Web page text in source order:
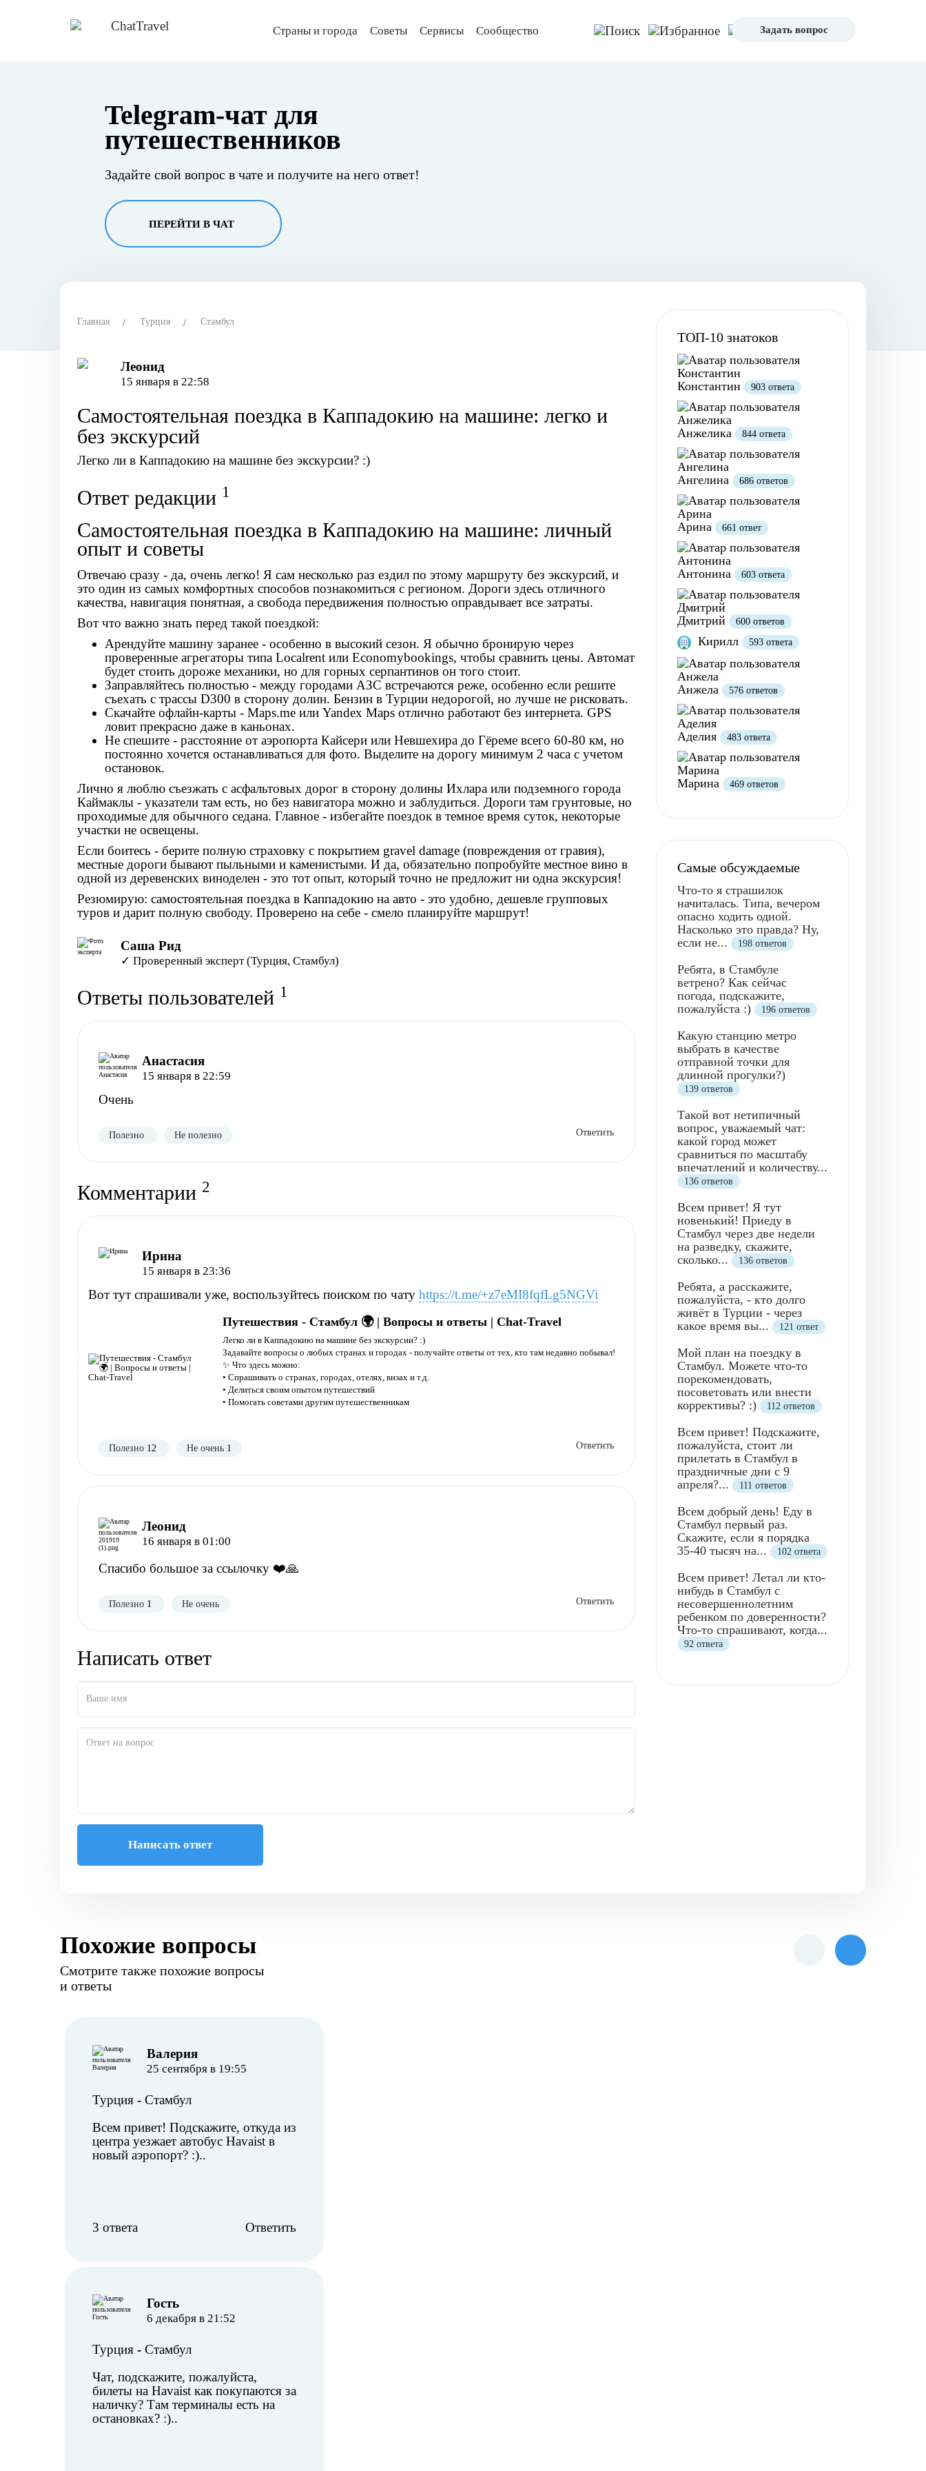
Страны и города Советы Сервисы Сообщество Задать вопрос
Telegram-чат для
путешественников
Задайте свой вопрос в чате и получите на него ответ!
ПЕРЕЙТИ В ЧАТ
Главная Турция Стамбул
Леонид
15 января в 22:58
Самостоятельная поездка в Каппадокию на машине: легко и
без экскурсий
Легко ли в Каппадокию на машине без экскурсии? :)
Ответ редакции 1
Самостоятельная поездка в Каппадокию на машине: личный
опыт и советы
Отвечаю сразу - да, очень легко! Я сам несколько раз ездил по этому маршруту без экскурсий, и
это один из самых комфортных способов познакомиться с регионом. Дороги здесь отличного
качества, навигация понятная, а свобода передвижения полностью оправдывает все затраты.
Вот что важно знать перед такой поездкой:
Арендуйте машину заранее - особенно в высокий сезон. Я обычно бронирую через
проверенные агрегаторы типа Localrent или Economybookings, чтобы сравнить цены. Автомат
будет стоить дороже механики, но для горных серпантинов он того стоит.
Заправляйтесь полностью - между городами АЗС встречаются реже, особенно если решите
съехать с трассы D300 в сторону долин. Бензин в Турции недорогой, но лучше не рисковать.
Скачайте офлайн-карты - Maps.me или Yandex Maps отлично работают без интернета. GPS
ловит прекрасно даже в каньонах.
Не спешите - расстояние от аэропорта Кайсери или Невшехира до Гёреме всего 60-80 км, но
постоянно хочется останавливаться для фото. Выделите на дорогу минимум 2 часа с учетом
остановок.
Лично я люблю съезжать с асфальтовых дорог в сторону долины Ихлара или подземного города
Каймаклы - указатели там есть, но без навигатора можно и заблудиться. Дороги там грунтовые, но
проходимые для обычного седана. Главное - избегайте поездок в темное время суток, некоторые
участки не освещены.
Если боитесь - берите полную страховку с покрытием gravel damage (повреждения от гравия),
местные дороги бывают пыльными и каменистыми. И да, обязательно попробуйте местное вино в
одной из деревенских виноделен - это тот опыт, который точно не предложит ни одна экскурсия!
Резюмирую: самостоятельная поездка в Каппадокию на авто - это удобно, дешевле групповых
туров и дарит полную свободу. Проверено на себе - смело планируйте маршрут!
Саша Рид
✓ Проверенный эксперт (Турция, Стамбул)
Ответы пользователей 1
Анастасия
15 января в 22:59
Очень
Полезно Не полезно Ответить
Комментарии 2
Ирина
15 января в 23:36
Вот тут спрашивали уже, воспользуйтесь поиском по чату https://t.me/+z7eMI8fqfLg5NGVi
Путешествия - Стамбул 🌍 | Вопросы и ответы | Chat-Travel
Легко ли в Каппадокию на машине без экскурсии? :)
Задавайте вопросы о любых странах и городах - получайте ответы от тех, кто там недавно побывал!
✨ Что здесь можно:
• Спрашивать о странах, городах, отелях, визах и т.д.
• Делиться своим опытом путешествий
• Помогать советами другим путешественникам
Полезно 12 Не очень 1 Ответить
Леонид
16 января в 01:00
Спасибо большое за ссылочку ❤️🙏
Полезно 1 Не очень Ответить
Написать ответ
Написать ответ
ТОП-10 знатоков
Константин 903 ответа
Анжелика 844 ответа
Ангелина 686 ответов
Арина 661 ответ
Антонина 603 ответа
Дмитрий 600 ответов
Кирилл 593 ответа
Анжела 576 ответов
Аделия 483 ответа
Марина 469 ответов
Самые обсуждаемые
Что-то я страшилок
начиталась. Типа, вечером
опасно ходить одной.
Насколько это правда? Ну,
если не...
198 ответов
Ребята, в Стамбуле
ветрено? Как сейчас
погода, подскажите,
пожалуйста :)
196 ответов
Какую станцию метро
выбрать в качестве
отправной точки для
длинной прогулки?)
139 ответов
Такой вот нетипичный
вопрос, уважаемый чат:
какой город может
сравниться по масштабу
впечатлений и количеству...
136 ответов
Всем привет! Я тут
новенький! Приеду в
Стамбул через две недели
на разведку, скажите,
сколько...
136 ответов
Ребята, а расскажите,
пожалуйста, - кто долго
живёт в Турции - через
какое время вы...
121 ответ
Мой план на поездку в
Стамбул. Можете что-то
порекомендовать,
посоветовать или внести
коррективы? :)
112 ответов
Всем привет! Подскажите,
пожалуйста, стоит ли
прилетать в Стамбул в
праздничные дни с 9
апреля?...
111 ответов
Всем добрый день! Еду в
Стамбул первый раз.
Скажите, если я порядка
35-40 тысяч на...
102 ответа
Всем привет! Летал ли кто-
нибудь в Стамбул с
несовершеннолетним
ребенком по доверенности?
Что-то спрашивают, когда...
92 ответа
Похожие вопросы
Смотрите также похожие вопросы
и ответы
Валерия
25 сентября в 19:55
Турция - Стамбул
Всем привет! Подскажите, откуда из
центра уезжает автобус Havaist в
новый аэропорт? :)..
3 ответа Ответить
︎Гость
6 декабря в 21:52
Турция - Стамбул
Чат, подскажите, пожалуйста,
билеты на Havaist как покупаются за
наличку? Там терминалы есть на
остановках? :)..